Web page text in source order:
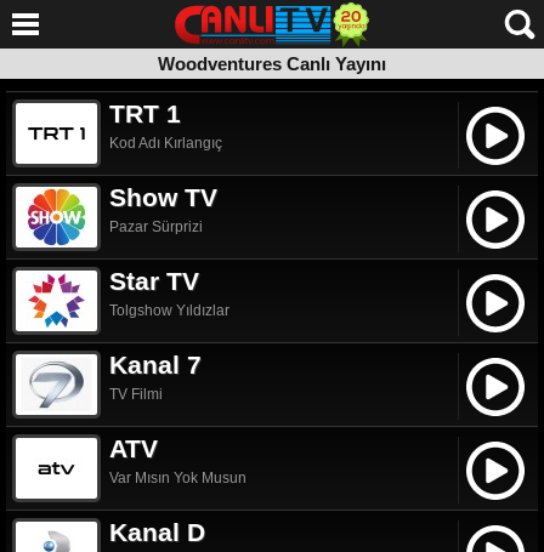
Woodventures Canlı Yayını
telif sahibinin talebi üzerine web sitemizden kaldırılmıştır.
Kanalın canlı yayınına yönlendirilmek için tıklayın.
Woodventures Canlı Yayını
TRT 1
Kod Adı Kırlangıç
Show TV
Pazar Sürprizi
Star TV
Tolgshow Yıldızlar
Kanal 7
TV Filmi
ATV
Var Mısın Yok Musun
Kanal D